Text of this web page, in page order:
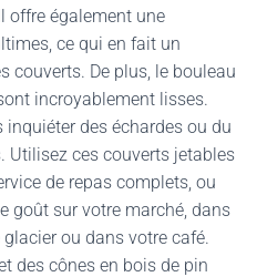
offre également une
ce qui en fait un
couverts. De plus, le bouleau
incroyablement lisses.
inquiéter des échardes ou du
Utilisez ces couverts jetables
de repas complets, ou
goût sur votre marché, dans
ou dans votre café.
des cônes en bois de pin